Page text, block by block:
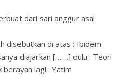
dari sari anggur asal
disebutkan di atas : Ibidem
diajarkan […….] dulu : Teori
lagi : Yatim